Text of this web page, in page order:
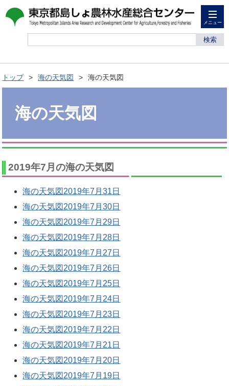
メニュー
検索
トップ 海の天気図 海の天気図
海の天気図
2019年7月の海の天気図
海の天気図2019年7月31日
海の天気図2019年7月30日
海の天気図2019年7月29日
海の天気図2019年7月28日
海の天気図2019年7月27日
海の天気図2019年7月26日
海の天気図2019年7月25日
海の天気図2019年7月24日
海の天気図2019年7月23日
海の天気図2019年7月22日
海の天気図2019年7月21日
海の天気図2019年7月20日
海の天気図2019年7月19日